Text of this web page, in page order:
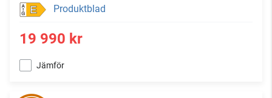
E Produktblad
19 990 kr
Jämför